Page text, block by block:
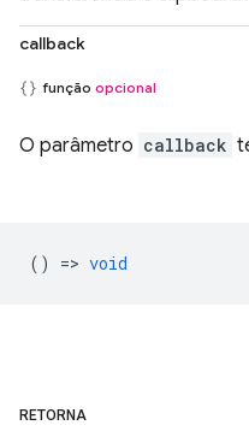
callback
função opcional
O parâmetro callback
() => void
RETORNA